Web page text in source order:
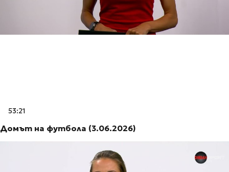
53:21
Домът на футбола (3.06.2026)